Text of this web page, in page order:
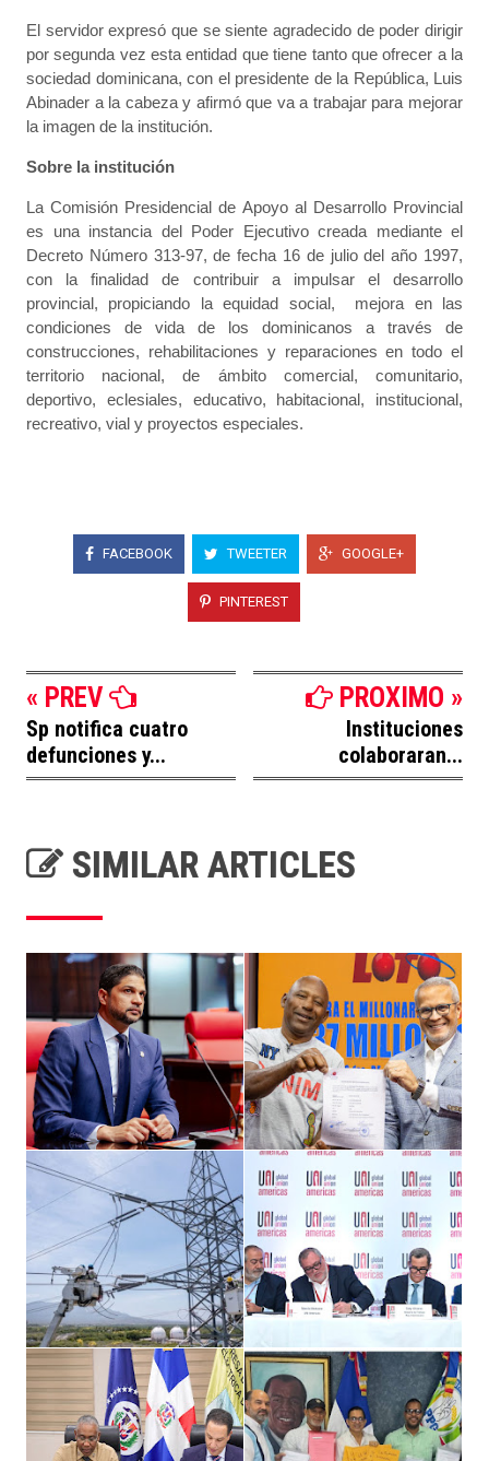
El servidor expresó que se siente agradecido de poder dirigir
por segunda vez esta entidad que tiene tanto que ofrecer a la
sociedad dominicana, con el presidente de la República, Luis
Abinader a la cabeza y afirmó que va a trabajar para mejorar
la imagen de la institución.
Sobre la institución
La Comisión Presidencial de Apoyo al Desarrollo Provincial
es una instancia del Poder Ejecutivo creada mediante el
Decreto Número 313-97, de fecha 16 de julio del año 1997,
con la finalidad de contribuir a impulsar el desarrollo
provincial, propiciando la equidad social, mejora en las
condiciones de vida de los dominicanos a través de
construcciones, rehabilitaciones y reparaciones en todo el
territorio nacional, de ámbito comercial, comunitario,
deportivo, eclesiales, educativo, habitacional, institucional,
recreativo, vial y proyectos especiales.
FACEBOOK TWEETER GOOGLE+
PINTEREST
« PREV
Sp notifica cuatro
defunciones y...
PROXIMO »
Instituciones
colaboraran...
SIMILAR ARTICLES